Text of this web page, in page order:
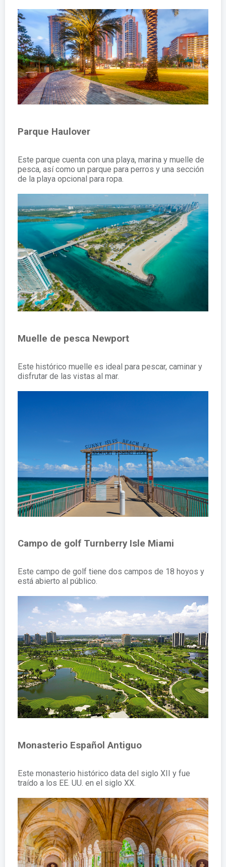
Parque Haulover
Este parque cuenta con una playa, marina y muelle de
pesca, así como un parque para perros y una sección
de la playa opcional para ropa.
Muelle de pesca Newport
Este histórico muelle es ideal para pescar, caminar y
disfrutar de las vistas al mar.
Campo de golf Turnberry Isle Miami
Este campo de golf tiene dos campos de 18 hoyos y
está abierto al público.
Monasterio Español Antiguo
Este monasterio histórico data del siglo XII y fue
traído a los EE. UU. en el siglo XX.